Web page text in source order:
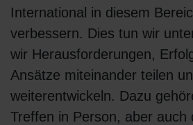
International in diesem
verbessern. Dies tun wir
wir Herausforderungen,
Ansätze miteinander teilen
weiterentwickeln. Dazu
Treffen in Person, aber auch